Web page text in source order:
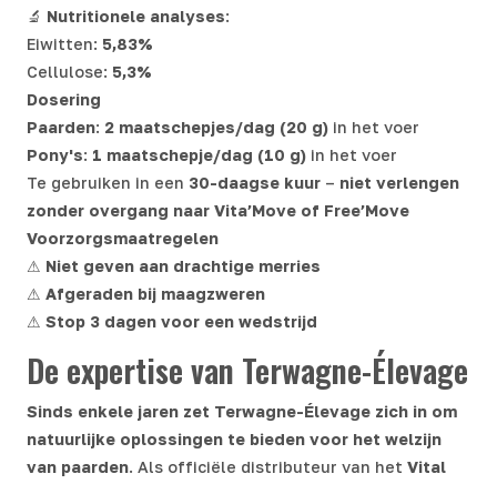
🔬 Nutritionele analyses:
Eiwitten: 5,83%
Cellulose: 5,3%
Dosering
Paarden: 2 maatschepjes/dag (20 g) in het voer
Pony's: 1 maatschepje/dag (10 g) in het voer
Te gebruiken in een 30-daagse kuur – niet verlengen
zonder overgang naar Vita’Move of Free’Move
Voorzorgsmaatregelen
⚠ Niet geven aan drachtige merries
⚠ Afgeraden bij maagzweren
⚠ Stop 3 dagen voor een wedstrijd
De expertise van Terwagne-Élevage
Sinds enkele jaren zet Terwagne-Élevage zich in om
natuurlijke oplossingen te bieden voor het welzijn
van paarden. Als officiële distributeur van het Vital